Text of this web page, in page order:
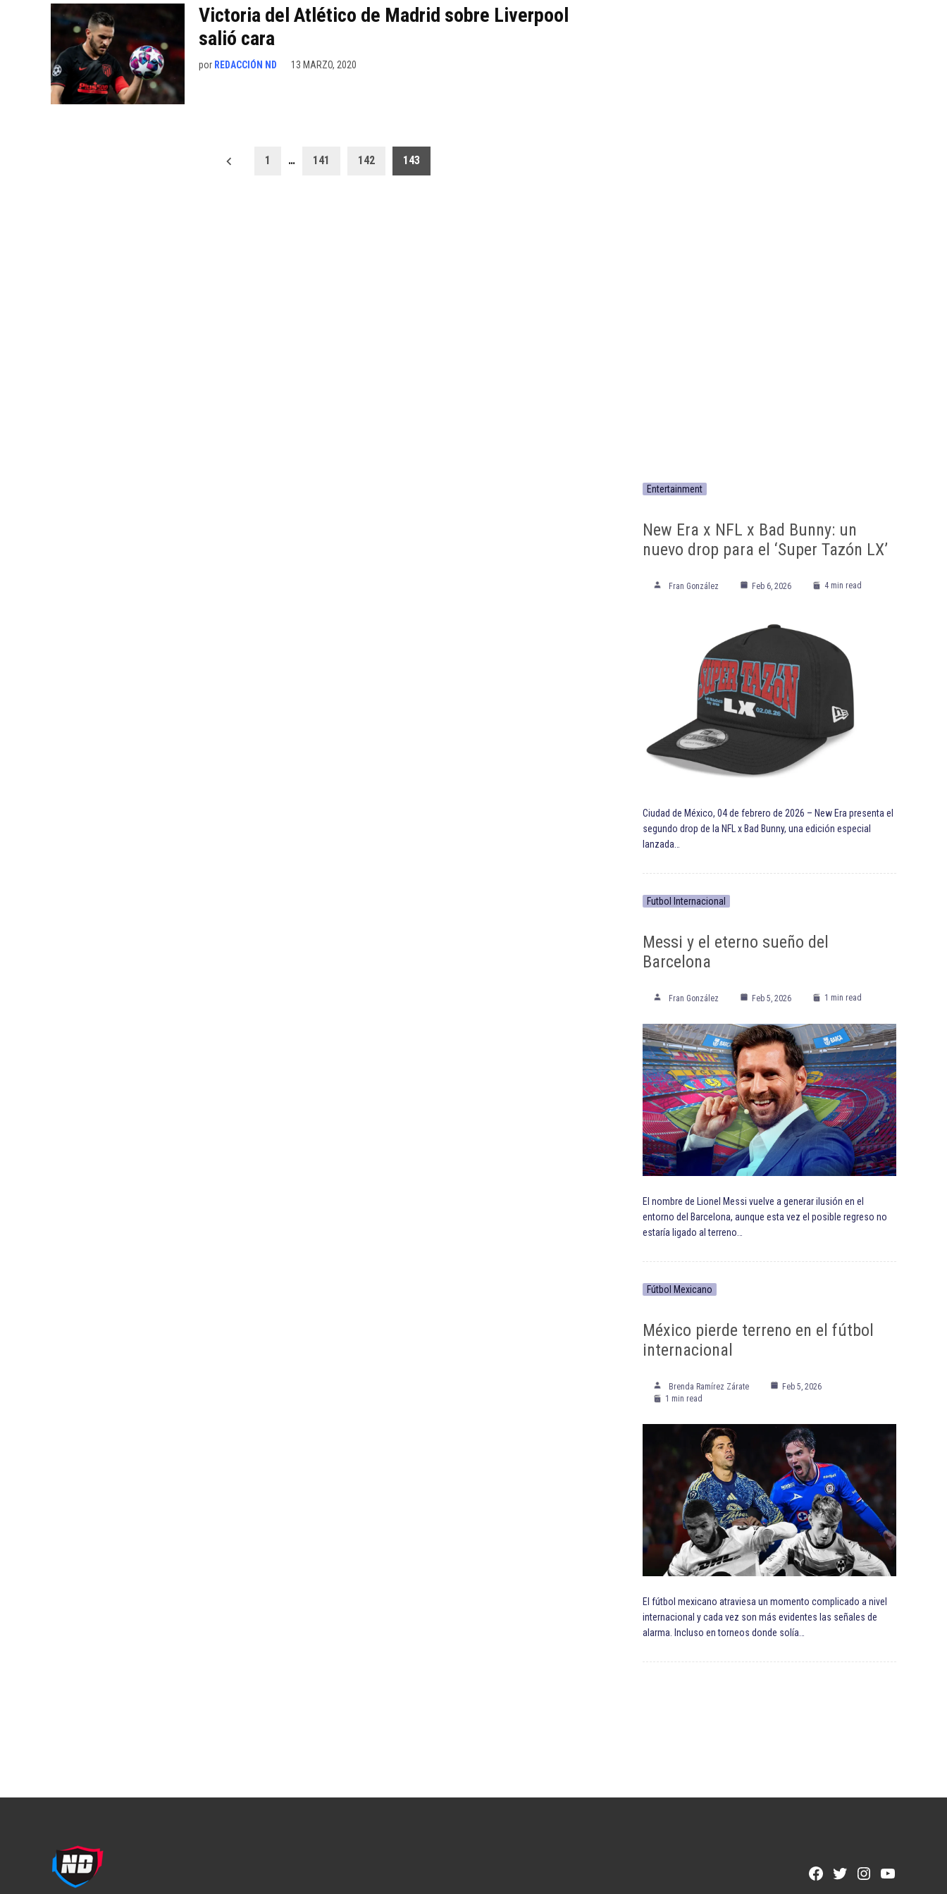
Victoria del Atlético de Madrid sobre Liverpool
salió cara
por REDACCIÓN ND 13 MARZO, 2020
1 … 141 142 143
Entertainment
New Era x NFL x Bad Bunny: un
nuevo drop para el ‘Super Tazón LX’
Fran González Feb 6, 2026 4 min read
Ciudad de México, 04 de febrero de 2026 – New Era presenta el
segundo drop de la NFL x Bad Bunny, una edición especial
lanzada…
Futbol Internacional
Messi y el eterno sueño del
Barcelona
Fran González Feb 5, 2026 1 min read
El nombre de Lionel Messi vuelve a generar ilusión en el
entorno del Barcelona, aunque esta vez el posible regreso no
estaría ligado al terreno…
Fútbol Mexicano
México pierde terreno en el fútbol
internacional
Brenda Ramírez Zárate
Feb 5, 2026
1 min read
El fútbol mexicano atraviesa un momento complicado a nivel
internacional y cada vez son más evidentes las señales de
alarma. Incluso en torneos donde solía…
Facebook
TwitterInstagram
YouTube